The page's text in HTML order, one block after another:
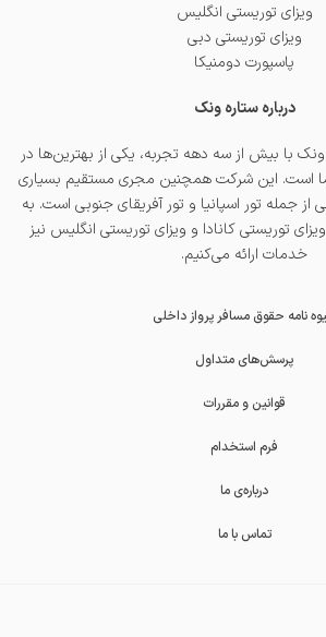
ویزای توریستی انگلیس
ویزای توریستی دبی
پاسپورت دومنیکا
درباره ستاره ونک
با بیش از سه دهه تجربه، یکی از بهترین‌ها در
است. این شرکت همچنین مجری مستقیم بسیاری
از جمله تور اسپانیا و تور آفریقای جنوبی است. به
ویزای توریستی کانادا و ویزای توریستی انگلیس نیز
خدمات ارائه می‌کنیم.
نامه حقوق مسافر پرواز داخلی
پرسش‌های متداول
قوانین و مقررات
فرم استخدام
درباره‌ی ما
تماس با ما